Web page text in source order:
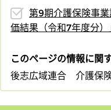
第9期介護保険事
価結果（令和7年度分）
このページの情報に関
後志広域連合 介護保